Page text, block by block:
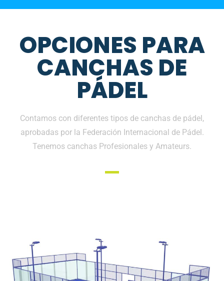
OPCIONES PARA
CANCHAS DE
PÁDEL
Contamos con diferentes tipos de canchas de pádel,
aprobadas por la Federación Internacional de Pádel.
Tenemos canchas Profesionales y Amateurs.